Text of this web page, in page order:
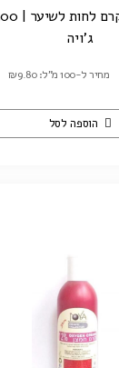
לשיער | 500 מ"ל
ג'ויה
מחיר ל-100 מ"ל: ₪9.80
הוספה לסל